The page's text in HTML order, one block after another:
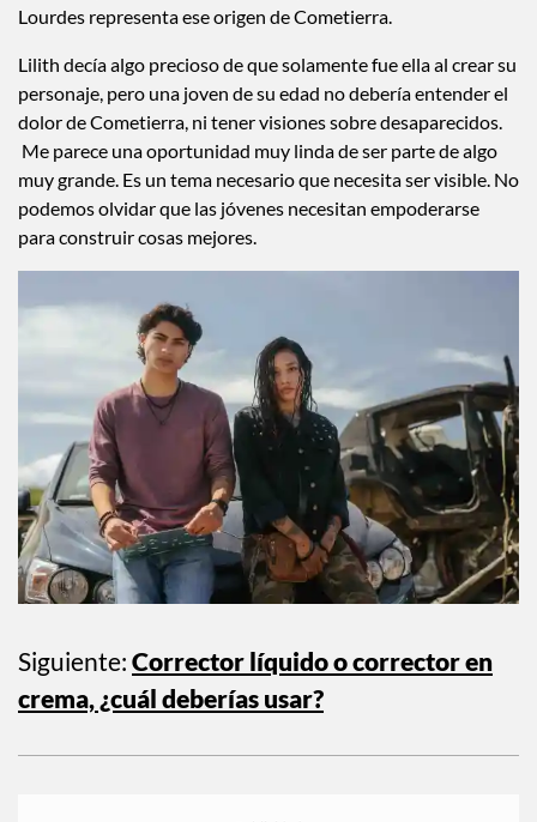
Lourdes representa ese origen de Cometierra.
Lilith decía algo precioso de que solamente fue ella al crear su
personaje, pero una joven de su edad no debería entender el
dolor de Cometierra, ni tener visiones sobre desaparecidos.
Me parece una oportunidad muy linda de ser parte de algo
muy grande. Es un tema necesario que necesita ser visible. No
podemos olvidar que las jóvenes necesitan empoderarse
para construir cosas mejores.
Siguiente: Corrector líquido o corrector en
crema, ¿cuál deberías usar?